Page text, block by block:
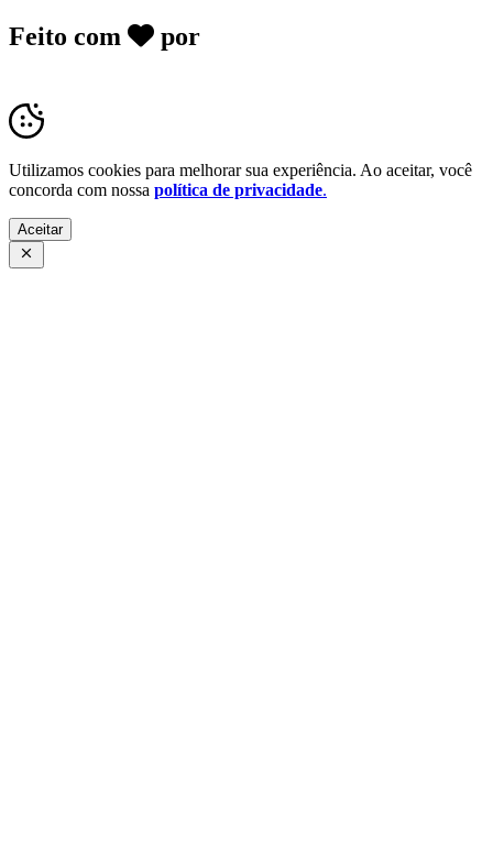
Feito com por
Utilizamos cookies para melhorar sua experiência. Ao aceitar, você
concorda com nossa política de privacidade.
Aceitar